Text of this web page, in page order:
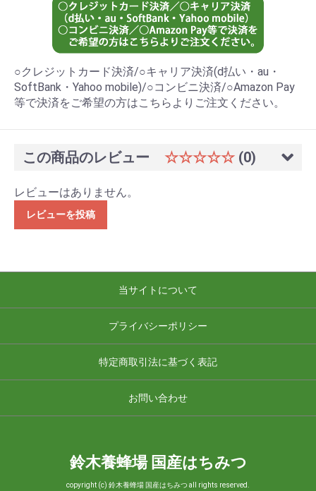
○クレジットカード決済/○キャリア決済(d払い・au・
SoftBank・Yahoo mobile)/○コンビニ決済/○Amazon Pay
等で決済をご希望の方はこちらよりご注文ください。
この商品のレビュー ☆☆☆☆☆ (0)
レビューはありません。
レビューを投稿
当サイトについて
プライバシーポリシー
特定商取引法に基づく表記
お問い合わせ
鈴木養蜂場 国産はちみつ
copyright (c) 鈴木養蜂場 国産はちみつ all rights reserved.